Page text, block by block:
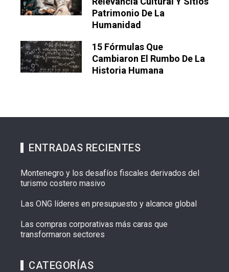
Patrimonio De La
Humanidad
15 Fórmulas Que
Cambiaron El Rumbo De La
Historia Humana
ENTRADAS RECIENTES
Montenegro y los desafíos fiscales derivados del
turismo costero masivo
Las ONG líderes en presupuesto y alcance global
Las compras corporativas más caras que
transformaron sectores
CATEGORÍAS